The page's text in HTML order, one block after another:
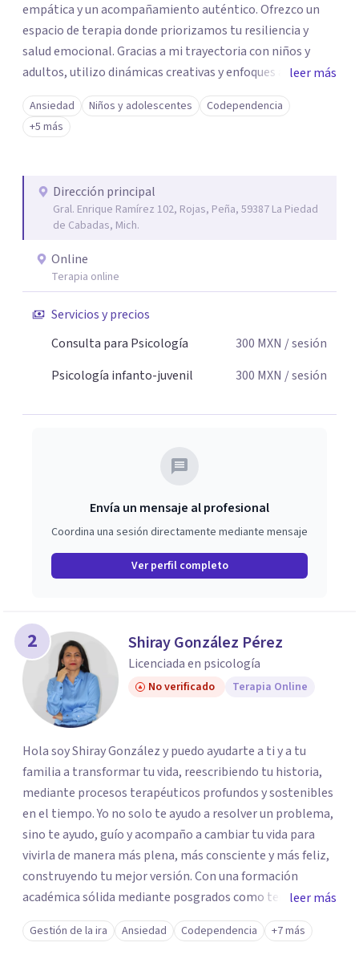
empática y un acompañamiento auténtico. ​Ofrezco un
espacio de terapia donde priorizamos tu resiliencia y
salud emocional. Gracias a mi trayectoria con niños y
adultos, utilizo dinámicas creativas y enfoques adaptados
a tus necesidades específicas. Estoy aquí para escucharte
y brindarte las herramientas necesarias para fortalecer
tu paz mental.
leer más
Ansiedad Niños y adolescentes
Codependencia
+5 más
Dirección principal
Gral. Enrique Ramírez 102, Rojas, Peña, 59387 La Piedad
de Cabadas, Mich.
Online
Terapia online
Servicios y precios
Consulta para Psicología
300 MXN / sesión
Psicología infanto-juvenil
300 MXN / sesión
Envía un mensaje al profesional
Coordina una sesión directamente mediante mensaje
Ver perfil completo
2 Shiray González Pérez
Licenciada en psicología
No verificado Terapia Online
Hola soy Shiray González y puedo ayudarte a ti y a tu
familia a transformar tu vida, reescribiendo tu historia,
mediante procesos terapéuticos profundos y sostenibles
en el tiempo. Yo no solo te ayudo a resolver un problema,
sino te ayudo, guío y acompaño a cambiar tu vida para
vivirla de manera más plena, más consciente y más feliz,
construyendo tu mejor versión. Con una formación
académica sólida mediante posgrados como terapeuta
breve, familiar e infantil, así como con respaldo
profesional y experiencia clínica de más de 26 años y
leer más
Gestión de la ira Ansiedad Codependencia +7 más